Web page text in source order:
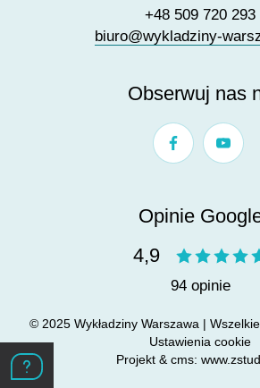
+48 509 720 293
biuro@wykladziny-
Obserwuj nas
Opinie
4,9
94 opinie
© 2025 Wykładziny Warszawa |
Ustawienia cookie
Projekt & cms: